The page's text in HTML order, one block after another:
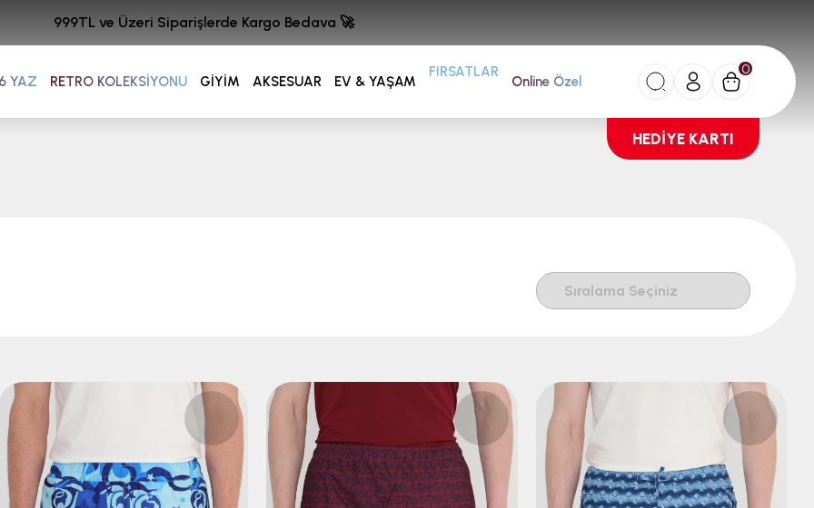
YAZ RETRO KOLEKSİYONU GİYİM AKSESUAR EV & YAŞAM FIRSATLAR Online Özel
0
HEDİYE KARTI
999TL ve Üzeri Siparişlerde Kargo Bedava 🚀